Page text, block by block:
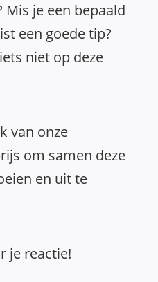
je een bepaald
een goede tip?
niet op deze
van onze
om samen deze
en uit te
je reactie!